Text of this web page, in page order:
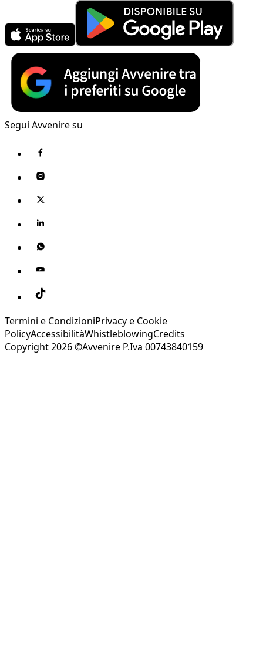
Segui Avvenire su
Termini e CondizioniPrivacy e Cookie
PolicyAccessibilitàWhistleblowingCredits
Copyright 2026 ©Avvenire P.Iva 00743840159